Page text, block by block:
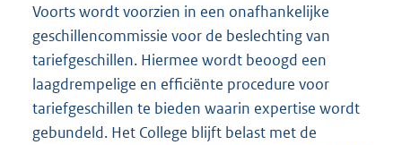
Voorts wordt voorzien in een onafhankelijke
geschillencommissie voor de beslechting van
tariefgeschillen. Hiermee wordt beoogd een
laagdrempelige en efficiënte procedure voor
tariefgeschillen te bieden waarin expertise wordt
gebundeld. Het College blijft belast met de